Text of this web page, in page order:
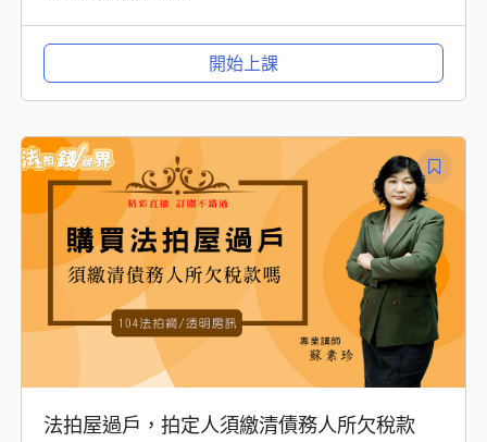
開始上課
法拍屋過戶，拍定人須繳清債務人所欠稅款